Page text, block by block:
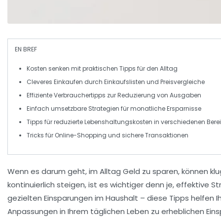
EN BREF
Kosten senken mit praktischen Tipps für den Alltag
Cleveres Einkaufen durch Einkaufslisten und Preisvergleiche
EffizienteVerbrauchertipps zur Reduzierung von Ausgaben
Einfach umsetzbare Strategien fürmonatliche Ersparnisse
Tipps fürreduzierte Lebenshaltungskosten in verschiedenen
Tricks für Online-Shopping und sichere Transaktionen
Wenn es darum geht, im Alltag Geld zu sparen, können
kontinuierlich steigen, ist es wichtiger denn je,effektive
gezielten Einsparungen im Haushalt – diese Tipps helfen
Anpassungen in Ihrem täglichen Leben zu erheblichen